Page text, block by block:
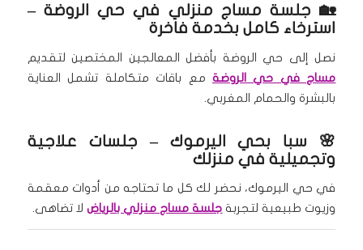
🏡 جلسة مساج منزلي في حي الروضة –
استرخاء كامل بخدمة فاخرة
نصل إلى حي الروضة بأفضل المعالجين المختصين لتقديم
مساج في حي الروضة مع باقات متكاملة تشمل العناية
بالبشرة والحمام المغربي.
🌸 سبا بحي اليرموك – جلسات علاجية
وتجميلية في منزلك
في حي اليرموك، نحضر لك كل ما تحتاجه من أدوات معقمة
وزيوت طبيعية لتجربة جلسة مساج منزلي بالرياضلا تضاهى.